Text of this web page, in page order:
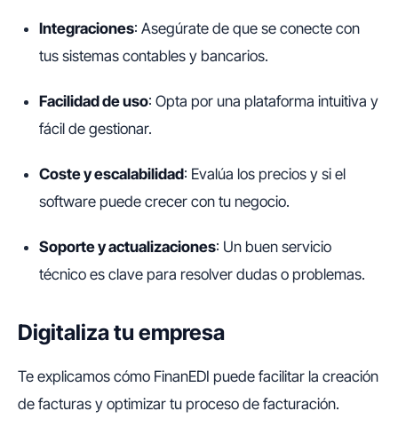
Integraciones: Asegúrate de que se conecte con
tus sistemas contables y bancarios.
Facilidad de uso: Opta por una plataforma intuitiva y
fácil de gestionar.
Coste y escalabilidad: Evalúa los precios y si el
software puede crecer con tu negocio.
Soporte y actualizaciones: Un buen servicio
técnico es clave para resolver dudas o problemas.
Digitaliza tu empresa
Te explicamos cómo FinanEDI puede facilitar la creación
de facturas y optimizar tu proceso de facturación.